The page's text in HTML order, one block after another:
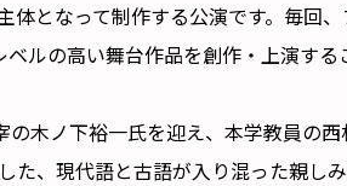
となって制作する公演です。毎回
ルの高い舞台作品を創作・上演す
木ノ下裕一氏を迎え、本学教員の
、現代語と古語が入り混った親し